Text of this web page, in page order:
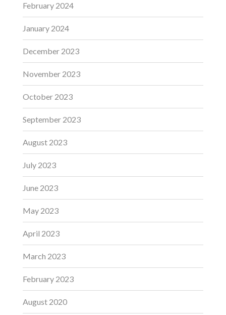
February 2024
January 2024
December 2023
November 2023
October 2023
September 2023
August 2023
July 2023
June 2023
May 2023
April 2023
March 2023
February 2023
August 2020